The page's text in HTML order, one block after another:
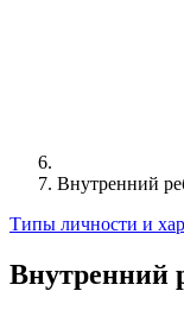
Внутренний
Типы личности и
Внутренний